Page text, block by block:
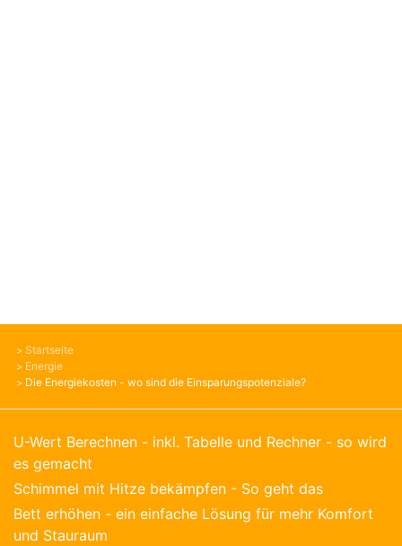
Startseite
Energie
Die Energiekosten - wo sind die Einsparungspotenziale?
U-Wert Berechnen - inkl. Tabelle und Rechner - so wird
es gemacht
Schimmel mit Hitze bekämpfen - So geht das
Bett erhöhen - ein einfache Lösung für mehr Komfort
und Stauraum